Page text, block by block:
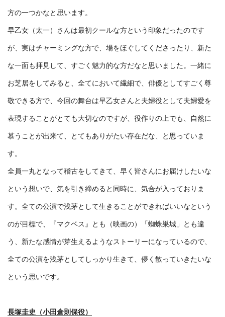
方の一つかなと思います。
早乙女（太一）さんは最初クールな方という印象だったのです
が、実はチャーミングな方で、場をほぐしてくださったり、新た
な一面も拝見して、すごく魅力的な方だなと思いました。一緒に
お芝居をしてみると、全てにおいて繊細で、俳優としてすごく尊
敬できる方で、今回の舞台は早乙女さんと夫婦役として夫婦愛を
表現することがとても大切なのですが、役作りの上でも、自然に
慕うことが出来て、とてもありがたい存在だな、と思っていま
す。
全員一丸となって稽古をしてきて、早く皆さんにお届けしたいな
という想いで、気を引き締めると同時に、気合が入っておりま
す。全ての公演で浅茅として生きることができればいいなという
のが目標で、『マクベス』とも（映画の）「蜘蛛巣城」とも違
う、新たな感情が芽生えるようなストーリーになっているので、
全ての公演を浅茅としてしっかり生きて、儚く散っていきたいな
という思いです。
長塚圭史（小田倉則保役）